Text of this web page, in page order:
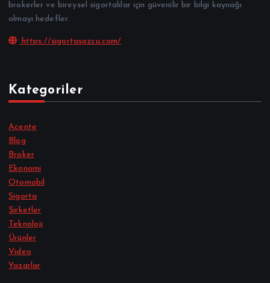
brokerler ve bireysel sigortalılar için güvenilir bir bilgi kaynağı
olmayı hedefler.
https://sigortasozcu.com/
Kategoriler
Acente
Blog
Broker
Ekonomi
Otomobil
Sigorta
Şirketler
Teknoloji
Ürünler
Video
Yazarlar